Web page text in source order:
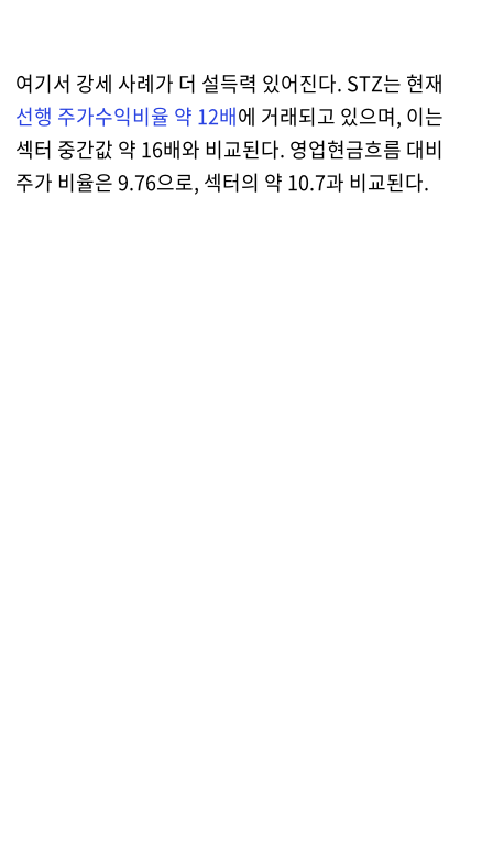
여기서 강세 사례가 더 설득력 있어진다. STZ는 현재
선행 주가수익비율 약 12배에 거래되고 있으며, 이는
섹터 중간값 약 16배와 비교된다. 영업현금흐름 대비
주가 비율은 9.76으로, 섹터의 약 10.7과 비교된다.